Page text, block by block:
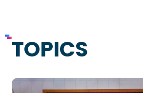
地域の
皆さまへ
テクノスカレッジの学
TOPICS